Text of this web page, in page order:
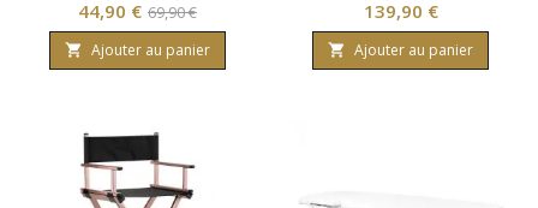
hauteur. Etoile en acier
nickelé, type de roue haute
résistance.
Prix
44,90 € Prix
de
base
69,90 €
 Ajouter au panier
aluminium. Modèle pliable.
Coloris noir.
Prix
139,90 €
 Ajouter au panier